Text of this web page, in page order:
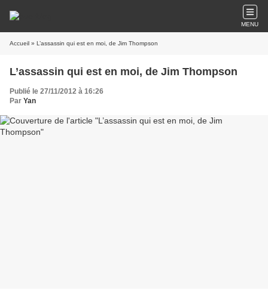
MENU
Accueil » L’assassin qui est en moi, de Jim Thompson
L’assassin qui est en moi, de Jim Thompson
Publié le 27/11/2012 à 16:26
Par Yan